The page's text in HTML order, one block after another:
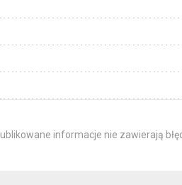
informacje nie zawierają